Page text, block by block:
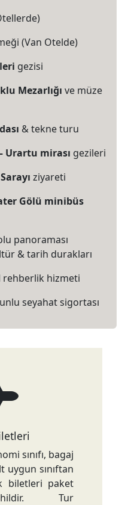
ve Erciş üzerinden
Van'a ulaşıyoruz ve
(Van Otelde)
gezisi
Mezarlığı ve müze
& tekne turu
Urartu mirası gezileri
ziyareti
Gölü minibüs
panoraması
& tarih durakları
rehberlik hizmeti
seyahat sigortası
sınıfı, bagaj
uygun sınıftan
biletleri paket
Tur